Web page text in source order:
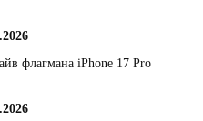
флагмана iPhone 17 Pro